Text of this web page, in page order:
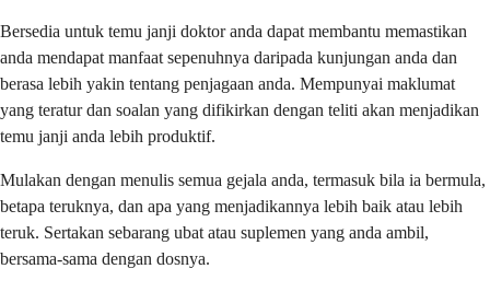
Bersedia untuk temu janji doktor anda dapat membantu memastikan
anda mendapat manfaat sepenuhnya daripada kunjungan anda dan
berasa lebih yakin tentang penjagaan anda. Mempunyai maklumat
yang teratur dan soalan yang difikirkan dengan teliti akan menjadikan
temu janji anda lebih produktif.
Mulakan dengan menulis semua gejala anda, termasuk bila ia bermula,
betapa teruknya, dan apa yang menjadikannya lebih baik atau lebih
teruk. Sertakan sebarang ubat atau suplemen yang anda ambil,
bersama-sama dengan dosnya.